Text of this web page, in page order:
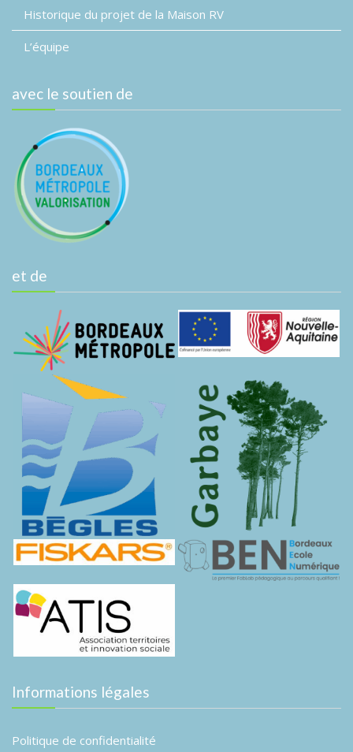
Historique du projet de la Maison RV
L’équipe
avec le soutien de
et de
Informations légales
Politique de confidentialité